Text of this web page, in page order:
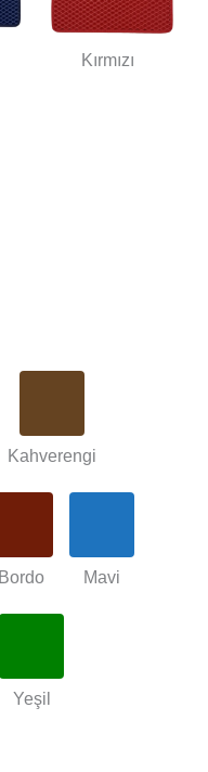
Kırmızı
Kahverengi
Bordo Mavi
Yeşil